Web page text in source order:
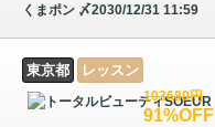
くまポン 〆2030/12/31 11:59
東京都 レッスン
103680円
91%OFF